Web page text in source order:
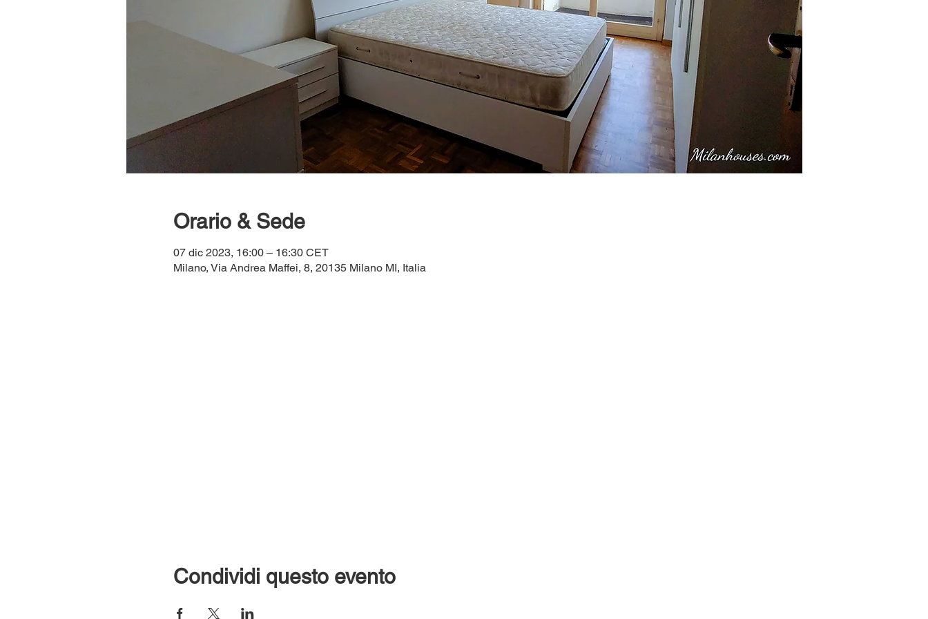
Orario & Sede
07 dic 2023, 16:00 – 16:30 CET
Milano, Via Andrea Maffei, 8, 20135 Milano MI, Italia
Condividi questo evento